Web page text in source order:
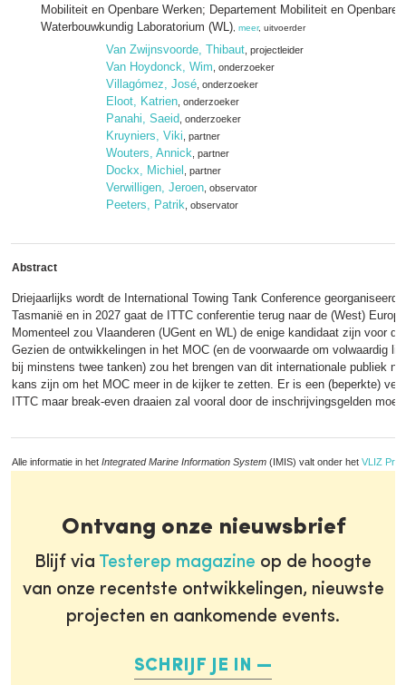
Mobiliteit en Openbare Werken; Departement Mobiliteit en Openbare
Waterbouwkundig Laboratorium (WL) meer, uitvoerder
Van Zwijnsvoorde, Thibaut , projectleider
Van Hoydonck, Wim , onderzoeker
Villagómez, José , onderzoeker
Eloot, Katrien , onderzoeker
Panahi, Saeid , onderzoeker
Kruyniers, Viki , partner
Wouters, Annick , partner
Dockx, Michiel , partner
Verwilligen, Jeroen , observator
Peeters, Patrik , observator
Abstract
​Driejaarlijks wordt de International Towing Tank Conference
Tasmanië en in 2027 gaat de ITTC conferentie terug naar de (West)
Momenteel zou Vlaanderen (UGent en WL) de enige kandidaat zijn voor
Gezien de ontwikkelingen in het MOC (en de voorwaarde om volwaardig
bij minstens twee tanken) zou het brengen van dit internationale publiek
kans zijn om het MOC meer in de kijker te zetten. Er is een (beperkte)
ITTC maar break-even draaien zal vooral door de inschrijvingsgelden
Alle informatie in het Integrated Marine Information System (IMIS) valt onder het VLIZ
Ontvang onze nieuwsbrief
Blijf via Testerep magazine op de hoogte
van onze recentste ontwikkelingen, nieuwste
projecten en aankomende events.
SCHRIJF JE IN